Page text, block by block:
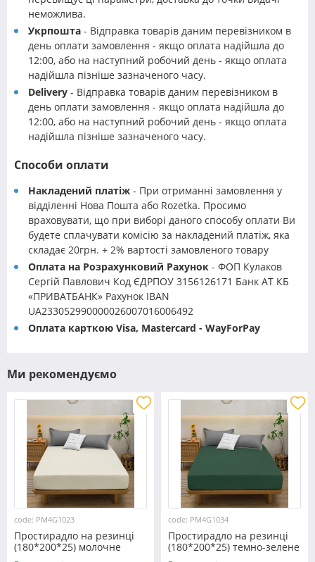
неможлива.
Укрпошта - Відправка товарів даним перевізником в
день оплати замовлення - якщо оплата надійшла до
12:00, або на наступний робочий день - якщо оплата
надійшла пізніше зазначеного часу.
Delivery - Відправка товарів даним перевізником в
день оплати замовлення - якщо оплата надійшла до
12:00, або на наступний робочий день - якщо оплата
надійшла пізніше зазначеного часу.
Способи оплати
Накладений платіж - При отриманні замовлення у
відділенні Нова Пошта або Rozetka. Просимо
враховувати, що при виборі даного способу оплати Ви
будете сплачувати комісію за накладений платіж, яка
складає 20грн. + 2% вартості замовленого товару
Оплата на Розрахунковий Рахунок - ФОП Кулаков
Сергій Павлович Код ЄДРПОУ 3156126171 Банк АТ КБ
«ПРИВАТБАНК» Рахунок IBAN
UA233052990000026007016006492
Оплата карткою Visa, Mastercard - WayForPay
Ми рекомендуємо
code: PM4G1023
Простирадло на резинці
(180*200*25) молочне
№1023
code: PM4G1034
Простирадло на резинці
(180*200*25) темно-зелене
№1034